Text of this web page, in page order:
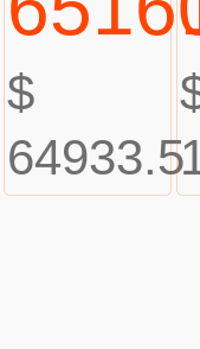
$
64933.5